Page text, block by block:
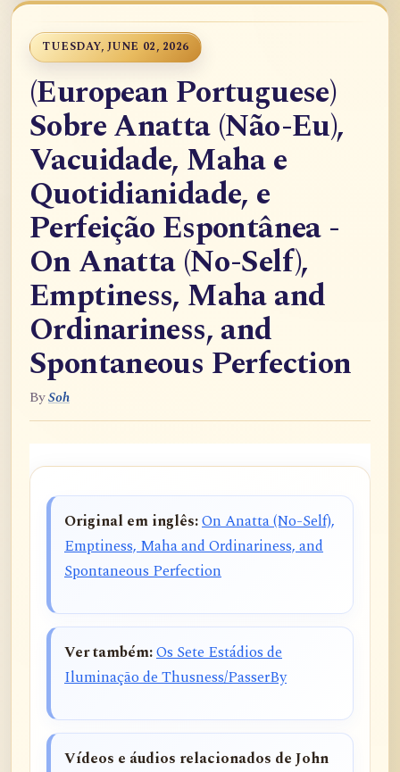
TUESDAY, JUNE 02, 2026
(European Portuguese)
Sobre Anatta (Não-Eu),
Vacuidade, Maha e
Quotidianidade, e
Perfeição Espontânea -
On Anatta (No-Self),
Emptiness, Maha and
Ordinariness, and
Spontaneous Perfection
BySoh
Original em inglês:On Anatta (No-Self),
Emptiness, Maha and Ordinariness, and
Spontaneous Perfection
Ver também:Os Sete Estádios de
Iluminação de Thusness/PasserBy
Vídeos e áudios relacionados de John